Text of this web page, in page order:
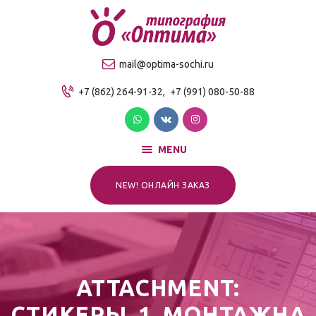
mail@optima-sochi.ru
+7 (862) 264-91-32, +7 (991) 080-50-88
MENU
NEW! ОНЛАЙН ЗАКАЗ
ATTACHMENT:
Качественная типография в Сочи
О компании
Продукция
Услуги
Прайс-лист
Для клиентов